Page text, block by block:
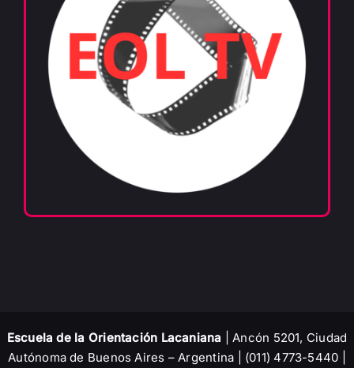
Escuela de la Orientación Lacaniana | Ancón 5201, Ciudad
Autónoma de Buenos Aires – Argentina | (011) 4773-5440 |